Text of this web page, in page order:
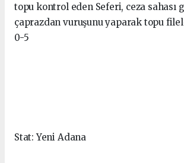
topu kontrol eden Seferi, ceza sahası
çaprazdan vuruşunu yaparak topu
0-5
Stat: Yeni Adana